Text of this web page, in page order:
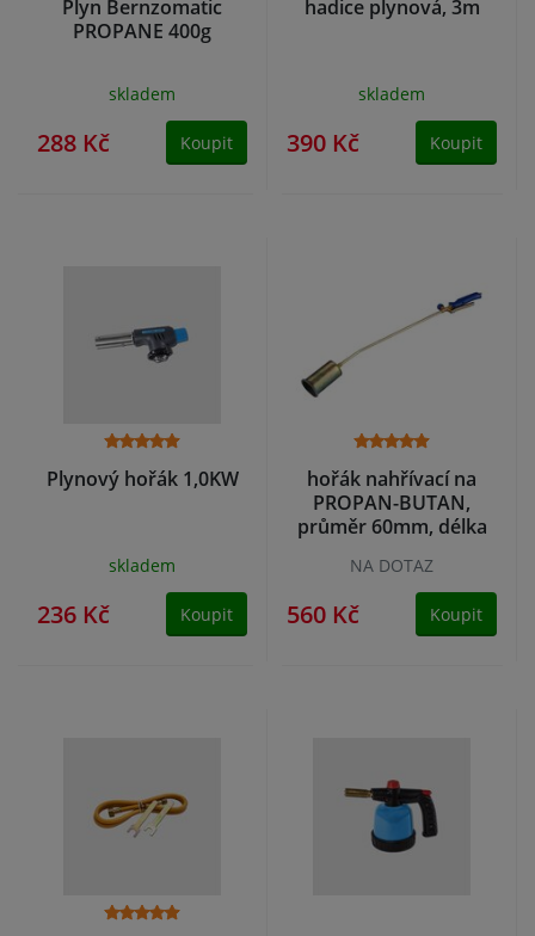
Plyn Bernzomatic
PROPANE 400g
skladem
288 Kč Koupit
hadice plynová, 3m
skladem
390 Kč Koupit
Plynový hořák 1,0KW
skladem
236 Kč Koupit
hořák nahřívací na
PROPAN-BUTAN,
průměr 60mm, délka
NA DOTAZ
560 Kč Koupit